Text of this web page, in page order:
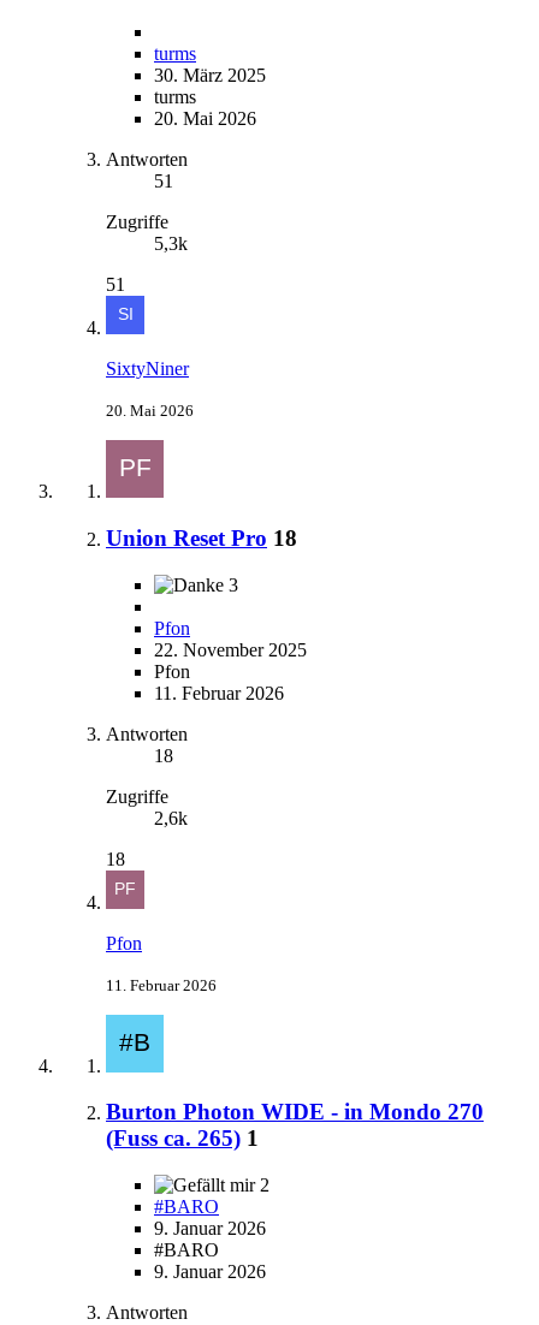
turms
30. März 2025
turms
20. Mai 2026
Antworten
51
Zugriffe
5,3k
51
SixtyNiner
20. Mai 2026
Union Reset Pro 18
3
Pfon
22. November 2025
Pfon
11. Februar 2026
Antworten
18
Zugriffe
2,6k
18
Pfon
11. Februar 2026
Burton Photon WIDE - in Mondo 270
(Fuss ca. 265) 1
2
#BARO
9. Januar 2026
#BARO
9. Januar 2026
Antworten